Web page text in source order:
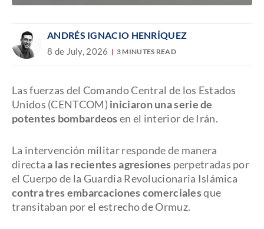
ANDRÉS IGNACIO HENRÍQUEZ
8 de July, 2026 3 MINUTES READ
Las fuerzas del Comando Central de los Estados
Unidos (CENTCOM) iniciaron una serie de
potentes bombardeosen el interior de Irán.
La intervención militar responde de manera
directaa las recientes agresiones perpetradas por
el Cuerpo de la Guardia Revolucionaria Islámica
contra tres embarcaciones comercialesque
transitaban por el estrecho de Ormuz.